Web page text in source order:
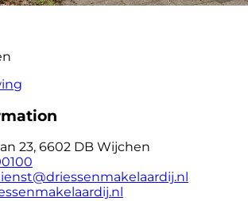
23, 6602 DB Wijchen